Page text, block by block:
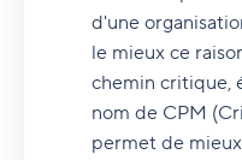
d'une
le mieux ce
chemin critique,
nom de CPM
permet de